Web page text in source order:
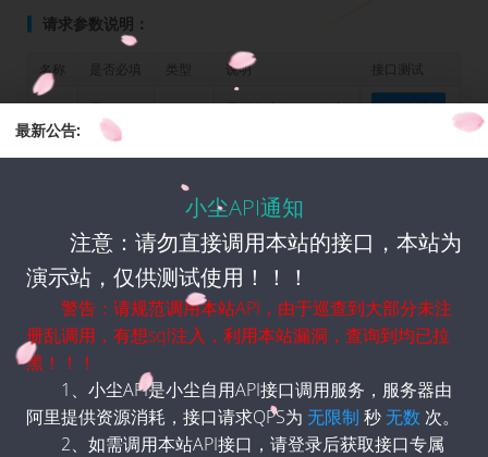
请求参数说明：
名称 是否必填 类型 说明 接口测试
msg 是 String 需要生成的10位数字 调用测试
返回参数说明：
类型
返回示例：
code
最新公告:
小尘API通知
注意：请勿直接调用本站的接口，本站为
演示站，仅供测试使用！！！
警告：请规范调用本站API，由于巡查到大部分未注
册乱调用，有想sql注入，利用本站漏洞，查询到均已拉
黑！！！
1、小尘API是小尘自用API接口调用服务，服务器由
阿里提供资源消耗，接口请求QPS为 无限制 秒无数 次。
2、如需调用本站API接口，请登录后获取接口专属